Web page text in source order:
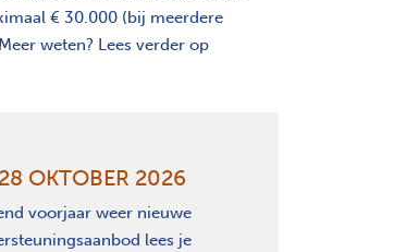
€ 30.000 (bij meerdere
weten? Lees verder op
OKTOBER 2026
voorjaar weer nieuwe
lees je